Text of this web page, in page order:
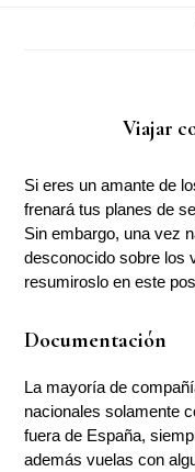
Viajar
Si eres un amante de
frenará tus planes de
Sin embargo, una vez
desconocido sobre los
resumiroslo en este
Documentación
La mayoría de
nacionales solamente
fuera de España,
además vuelas con